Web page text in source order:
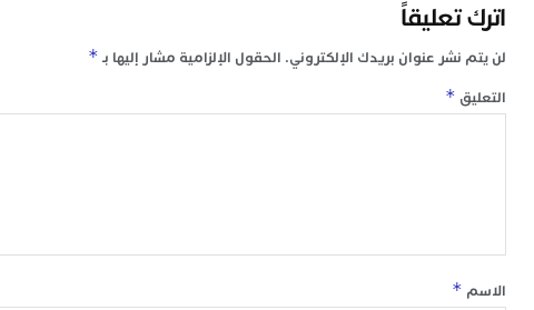
اترك تعليقاً
لن يتم نشر عنوان بريدك الإلكتروني. الحقول الإلزامية مشار إليها بـ*
التعليق *
الاسم *